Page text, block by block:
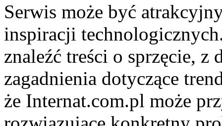
Serwis może być
inspiracji
znaleźć treści o sprzęcie,
zagadnienia dotyczące
że Internat.com.pl może